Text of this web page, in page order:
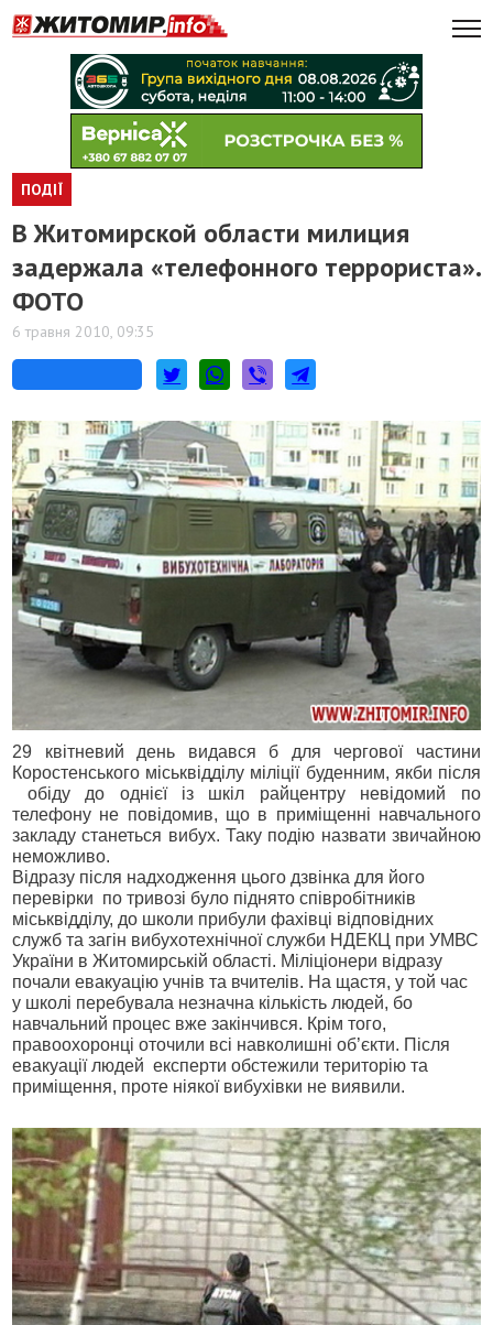
ПОДІЇ
В Житомирской области милиция
задержала «телефонного террориста».
ФОТО
6 травня 2010, 09:35
29 квітневий день видався б для чергової частини
Коростенського міськвідділу міліції буденним, якби після
обіду до однієї із шкіл райцентру невідомий по
телефону не повідомив, що в приміщенні навчального
закладу станеться вибух. Таку подію назвати звичайною
неможливо.
Відразу після надходження цього дзвінка для його
перевірки по тривозі було піднято співробітників
міськвідділу, до школи прибули фахівці відповідних
служб та загін вибухотехнічної служби НДЕКЦ при УМВС
України в Житомирській області. Міліціонери відразу
почали евакуацію учнів та вчителів. На щастя, у той час
у школі перебувала незначна кількість людей, бо
навчальний процес вже закінчився. Крім того,
правоохоронці оточили всі навколишні об’єкти. Після
евакуації людей експерти обстежили територію та
приміщення, проте ніякої вибухівки не виявили.